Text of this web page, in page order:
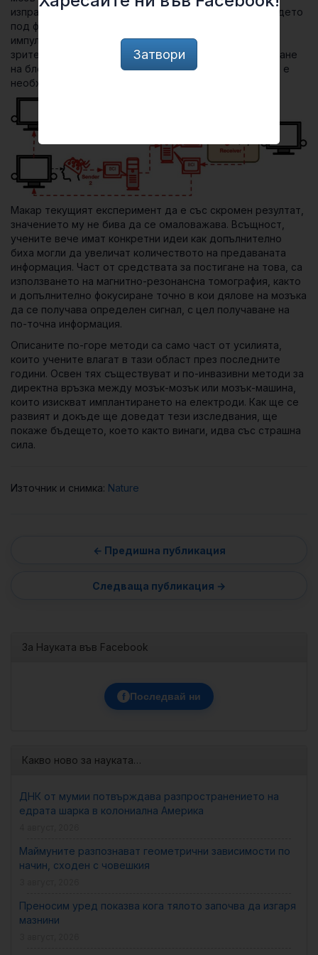
изпращана до получателя, също оборудван с ЕЕГ, където
под формата на магнитен импулс е получавана. Този
импулс е предизвиквал светлинно примигване в
зрителното поле на получателя при нужда от завъртане
на блокчето. Липсата на сигнал пък е била знак, че не е
необходимо завъртане.
Макар текущият експеримент да е със скромен резултат,
значението му не бива да се омаловажава. Всъщност,
учените вече имат конкретни идеи как допълнително
биха могли да увеличат количеството на предаваната
информация. Част от средствата за постигане на това, са
използването на магнитно-резонансна томография, както
и допълнително фокусиране точно в кои дялове на мозъка
да се получава определен сигнал, с цел получаване на
по-точна информация.
Описаните по-горе методи са само част от усилията,
които учените влагат в тази област през последните
години. Освен тях съществуват и по-инвазивни методи за
директна връзка между мозък-мозък или мозък-машина,
които изискват имплантирането на електроди. Как ще се
развият и докъде ще доведат тези изследвания, ще
покаже бъдещето, което както винаги, идва със страшна
сила.
Източник и снимка: Nature
За Науката във Facebook
f Последвай ни
Какво ново за науката…
ДНК от мумии потвърждава разпространението на
едрата шарка в колониална Америка
Маймуните разпознават геометрични зависимости по
начин, сходен с човешкия
Преносим уред показва кога тялото започва да изгаря
мазнини
Затвори